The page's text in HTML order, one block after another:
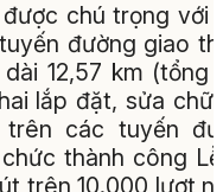
chú trọng với
đường giao
12,57 km (tổng
lắp đặt, sửa
các tuyến
thành công